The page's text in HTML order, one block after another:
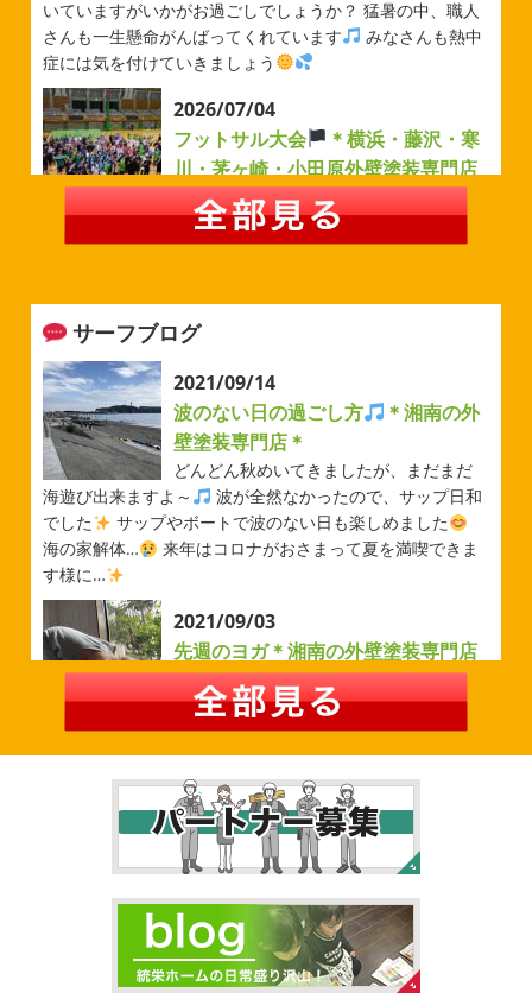
いていますがいかがお過ごしでしょうか？ 猛暑の中、職人
さんも一生懸命がんばってくれています
みなさんも熱中
症には気を付けていきましょう
2026/07/04
フットサル大会
＊横浜・藤沢・寒
川・茅ヶ崎・小田原外壁塗装専門店
＊
みなさんこんにちは(#^.^#)
例年より過ごしやすい気温が
続いていますがいかがお過ごしでしょうか？ 先日は毎年恒
運動する機会が少ないのでいい運動になりました
...
2026/05/31
ベルマーレ
川・茅ヶ崎・小田原外壁塗装専門店
＊
みなさんこんにちは(#^.^#)
先日は試合の応援に行ったの
でその時の写真を載せようと思います
今シーズン初の応
援(*^▽^*) 弊社の新しい担当のキクチさんにも会えました
今シーズンもよろしくお願いいたします
自転車
＊横浜・藤沢・寒川・茅
ヶ崎・小田原外壁塗装専門店＊
みなさんこんにちは
ＧＷはいかがお
過ごしですか？ 先日は娘と海沿いにある公園で自転車の練
習に行ってきました
今まではキックボード派だったので
自転車に興味を示さなかったのですが、お友達の影響で欲
しいとお願いされたので ...
2026/02/26
3連休
＊横浜・藤沢・寒川・茅ヶ
崎・小田原外壁塗装専門店＊
こんにちは♡ 今週は3連休明けからのスタ
ートでしたね!! 皆様連休はいかがお過ごしでしたでしょう
か？ 私は息子のサッカー遠征の応援に御殿場のほうまで行
サーフブログ
2021/09/14
波のない日の過ごし方
＊湘南の外
壁塗装専門店＊
どんどん秋めいてきましたが、まだまだ
海遊び出来ますよ～
波が全然なかったので、サップ日和
でした
サップやボートで波のない日も楽しめました
海の家解体…
来年はコロナがおさまって夏を満喫できま
す様に…
2021/09/03
先週のヨガ＊湘南の外壁塗装専門店
＊
先週のヨガ はい、可愛い～
ダウンド
ッグ
はおちゃんだいぶヨガがお上手に
伸ばしてる後
ろに、はおちゃんが積み上げたヨガブロックが
夏休み中
で先生の息子さんも
先生2人抱っこすごい
子連れ歓迎
ヨガ、運動の秋
...
2021/09/02
＊
夏休みが終わったと思ったら、急に寒く
なりましたね
夏休み最後の週末に海へ
日曜日はちょ